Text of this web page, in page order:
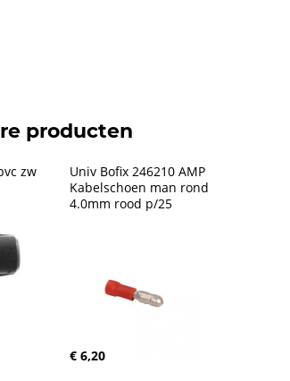
producten
zw
Univ Bofix 246210 AMP
Kabelschoen man rond
4.0mm rood p/25
€ 6,20